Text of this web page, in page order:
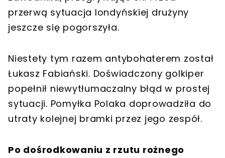
przerwą sytuacja londyńskiej drużyny
jeszcze się pogorszyła.
Niestety tym razem antybohaterem został
Łukasz Fabiański. Doświadczony golkiper
popełnił niewytłumaczalny błąd w prostej
sytuacji. Pomyłka Polaka doprowadziła do
utraty kolejnej bramki przez jego zespół.
Po dośrodkowaniu z rzutu rożnego